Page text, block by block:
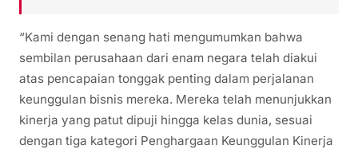
“Kami dengan senang hati mengumumkan bahwa
sembilan perusahaan dari enam negara telah diakui
atas pencapaian tonggak penting dalam perjalanan
keunggulan bisnis mereka. Mereka telah menunjukkan
kinerja yang patut dipuji hingga kelas dunia, sesuai
dengan tiga kategori Penghargaan Keunggulan Kinerja